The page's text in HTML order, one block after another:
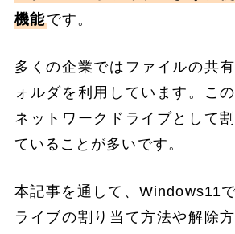
機能です。
多くの企業ではファイルの共
ォルダを利用しています。こ
ネットワークドライブとして
ていることが多いです。
本記事を通して、Windows11
ライブの割り当て方法や解除